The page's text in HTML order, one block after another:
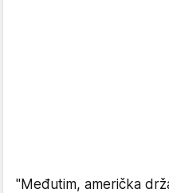
"Međutim, američka